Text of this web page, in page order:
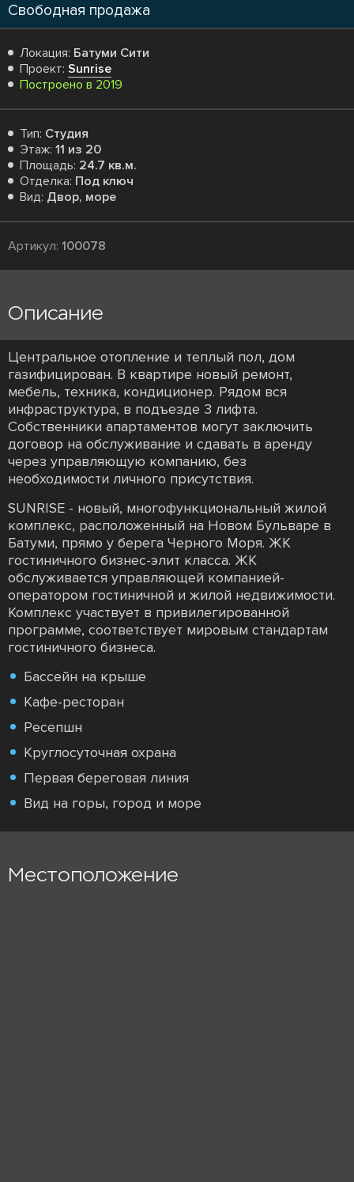
Свободная продажа
Локация: Батуми Сити
Проект: Sunrise
Построено в 2019
Тип: Студия
Этаж: 11 из 20
Площадь: 24.7 кв.м.
Отделка: Под ключ
Вид: Двор, море
Артикул: 100078
Описание
Центральное отопление и теплый пол, дом
газифицирован. В квартире новый ремонт,
мебель, техника, кондиционер. Рядом вся
инфраструктура, в подъезде 3 лифта.
Собственники апартаментов могут заключить
договор на обслуживание и сдавать в аренду
через управляющую компанию, без
необходимости личного присутствия.
SUNRISE - новый, многофункциональный жилой
комплекс, расположенный на Новом Бульваре в
Батуми, прямо у берега Черного Моря. ЖК
гостиничного бизнес-элит класса. ЖК
обслуживается управляющей компанией-
оператором гостиничной и жилой недвижимости.
Комплекс участвует в привилегированной
программе, соответствует мировым стандартам
гостиничного бизнеса.
Бассейн на крыше
Кафе-ресторан
Ресепшн
Круглосуточная охрана
Первая береговая линия
Вид на горы, город и море
Местоположение